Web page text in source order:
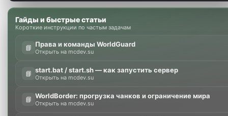
Гайды и быстрые статьи
Короткие инструкции по частым задачам
📘 Права и команды WorldGuard
Открыть на mcdev.su
📘 start.bat / start.sh — как запустить сервер
Открыть на mcdev.su
📘 WorldBorder: прогрузка чанков и ограничение мира
Открыть на mcdev.su